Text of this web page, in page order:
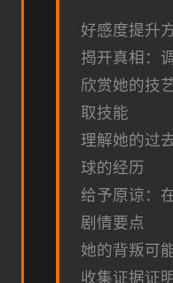
好感度提升
揭开真相：
欣赏她的技
取技能
理解她的过
球的经历
给予原谅：
剧情要点
她的背叛可
收集证据证